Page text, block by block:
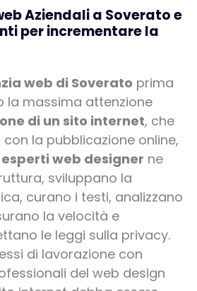
Aziendali a Soverato e
per incrementare la
web di Soverato prima
la massima attenzione
di un sito internet, che
la pubblicazione online,
esperti web designer ne
sviluppano la
curano i testi, analizzano
la velocità e
le leggi sulla privacy.
di lavorazione con
del web design